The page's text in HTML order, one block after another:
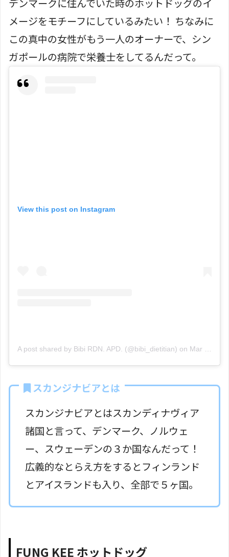
デンマークに住んでいた時のホットドッグのイ
メージをモチーフにしているみたい！ ちなみに
この真中の女性がもう一人のオーナーで、シン
ガポールの病院で栄養士をしてるんだって。
View this post on Instagram
A post shared by Bibi RDN. APD. (@bibi_dietitian) on Mar 3, 2019 at 12:24am PST
スカンジナビアとは
スカンジナビアとはスカンディナヴィア
諸国と言って、デンマーク、ノルウェ
ー、スウェーデンの３か国なんだって！
広義的なとらえ方をするとフィンランド
とアイスランドも入り、全部で５ヶ国。
FUNG KEE ホットドッグ